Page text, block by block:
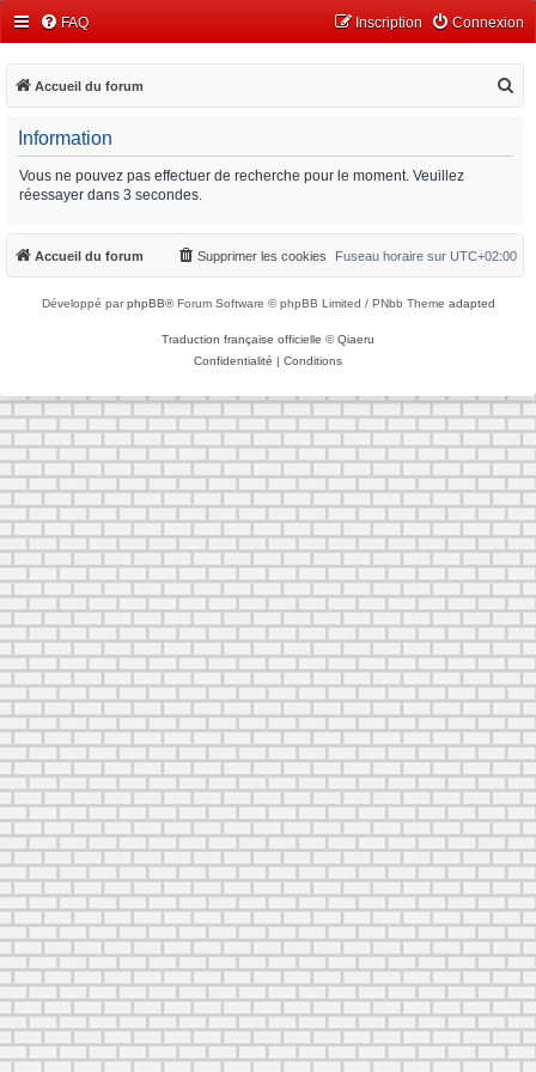
FAQ Connexion
Inscription
Accueil du forum
c
Information
Vous ne pouvez pas effectuer de recherche pour le moment. Veuillez
réessayer dans 3 secondes.
Accueil du forum Fuseau horaire sur UTC+02:00
Supprimer les cookies
Développé parphpBB® Forum Software © phpBB Limited / PNbb Theme adapted
Traduction française officielle ©Qiaeru
Confidentialité | Conditions